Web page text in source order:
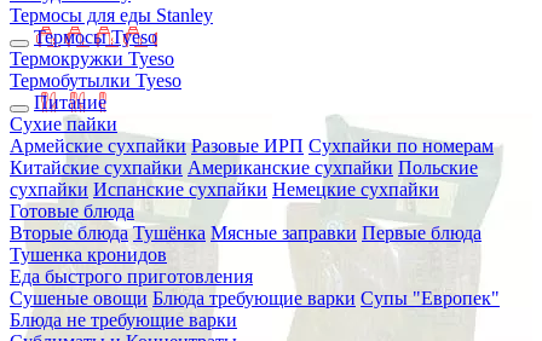
Термосы для еды Stanley
Термосы Tyeso
Термокружки Tyeso
Термобутылки Tyeso
Питание
Сухие пайки
Армейские сухпайки Разовые ИРП Сухпайки по номерам
Китайские сухпайки Американские сухпайки Польские
сухпайки Испанские сухпайки Немецкие сухпайки
Готовые блюда
Вторые блюда Тушёнка Мясные заправки Первые блюда
Тушенка кронидов
Еда быстрого приготовления
Сушеные овощи Блюда требующие варки Супы "Европек"
Блюда не требующие варки